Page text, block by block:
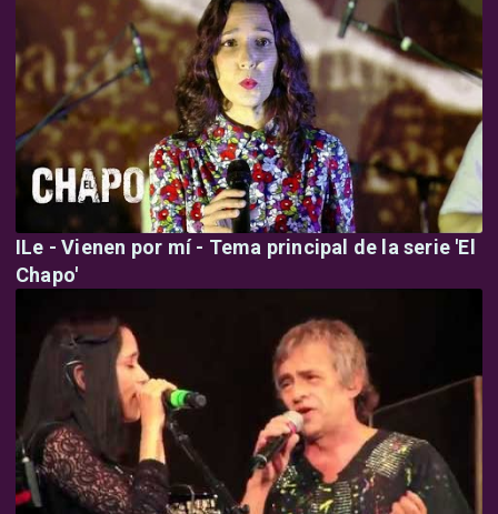
ILe - Vienen por mí - Tema principal de la serie 'El
Chapo'